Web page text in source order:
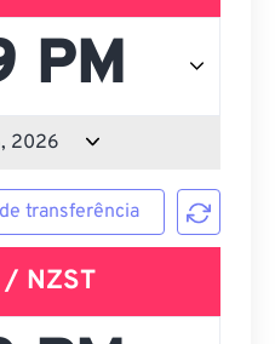
transferência
NZST